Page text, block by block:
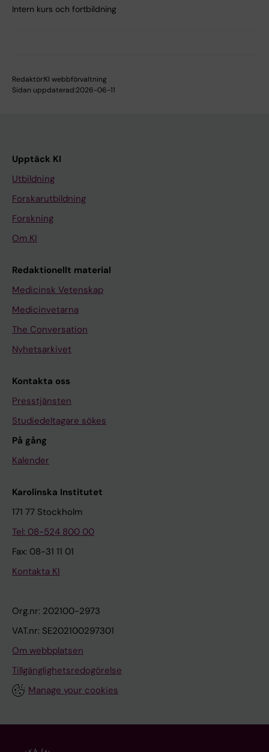
Intern kurs och fortbildning
Redaktör:KI webbförvaltning
Sidan uppdaterad:2026-06-11
Upptäck KI
Utbildning
Forskarutbildning
Forskning
Om KI
Redaktionellt material
Medicinsk Vetenskap
Medicinvetarna
The Conversation
Nyhetsarkivet
Kontakta oss
Presstjänsten
Studiedeltagare sökes
På gång
Kalender
Karolinska Institutet
171 77 Stockholm
Tel: 08-524 800 00
Fax: 08-31 11 01
Kontakta KI
Org.nr: 202100-2973
VAT.nr: SE202100297301
Om webbplatsen
Tillgänglighetsredogörelse
Manage your cookies